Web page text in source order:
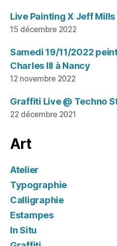
Live Painting X Jeff
15 décembre 2022
Samedi 19/11/2022
Charles III à Nancy
12 novembre 2022
Graffiti Live @ Techno
22 décembre 2021
Art
Atelier
Typographie
Calligraphie
Estampes
In Situ